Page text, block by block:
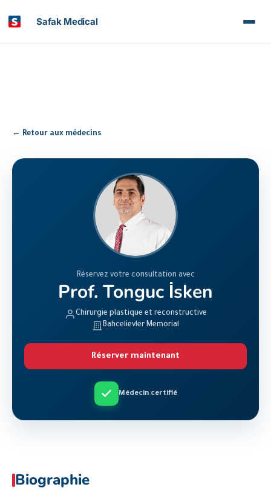
Safak Medical
← Retour aux médecins
Réservez votre consultation avec
Prof. Tonguc İsken
Chirurgie plastique et reconstructive
Bahcelievler Memorial
Réserver maintenant
Médecin certifié
Biographie